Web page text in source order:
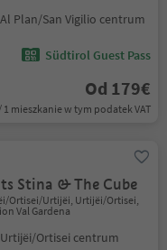
Plan/San Vigilio centrum
Südtirol Guest Pass
Od 179€
1 mieszkanie w tym podatek VAT
Stina & The Cube
Ortisei/Urtijëi, Urtijëi/Ortisei,
Val Gardena
Ortisei centrum